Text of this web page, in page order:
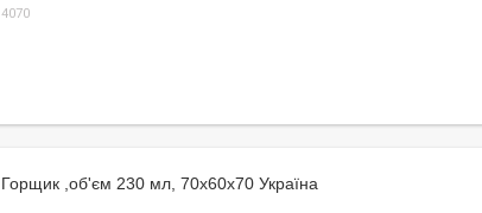
4070
Горщик ,об'єм 230 мл, 70х60х70 Україна